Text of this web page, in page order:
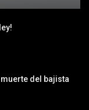
del bajista